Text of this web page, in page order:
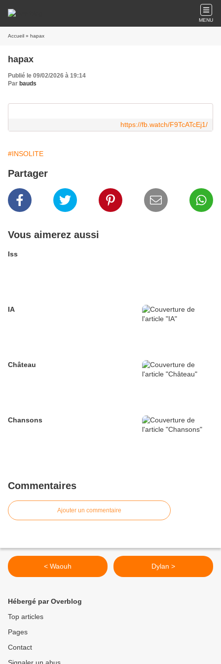
MENU
Accueil » hapax
hapax
Publié le 09/02/2026 à 19:14
Par bauds
https://fb.watch/F9TcATcEj1/
#INSOLITE
Partager
Vous aimerez aussi
Iss
IA
Château
Chansons
Commentaires
Ajouter un commentaire
< Waouh Dylan >
Hébergé par Overblog
Top articles
Pages
Contact